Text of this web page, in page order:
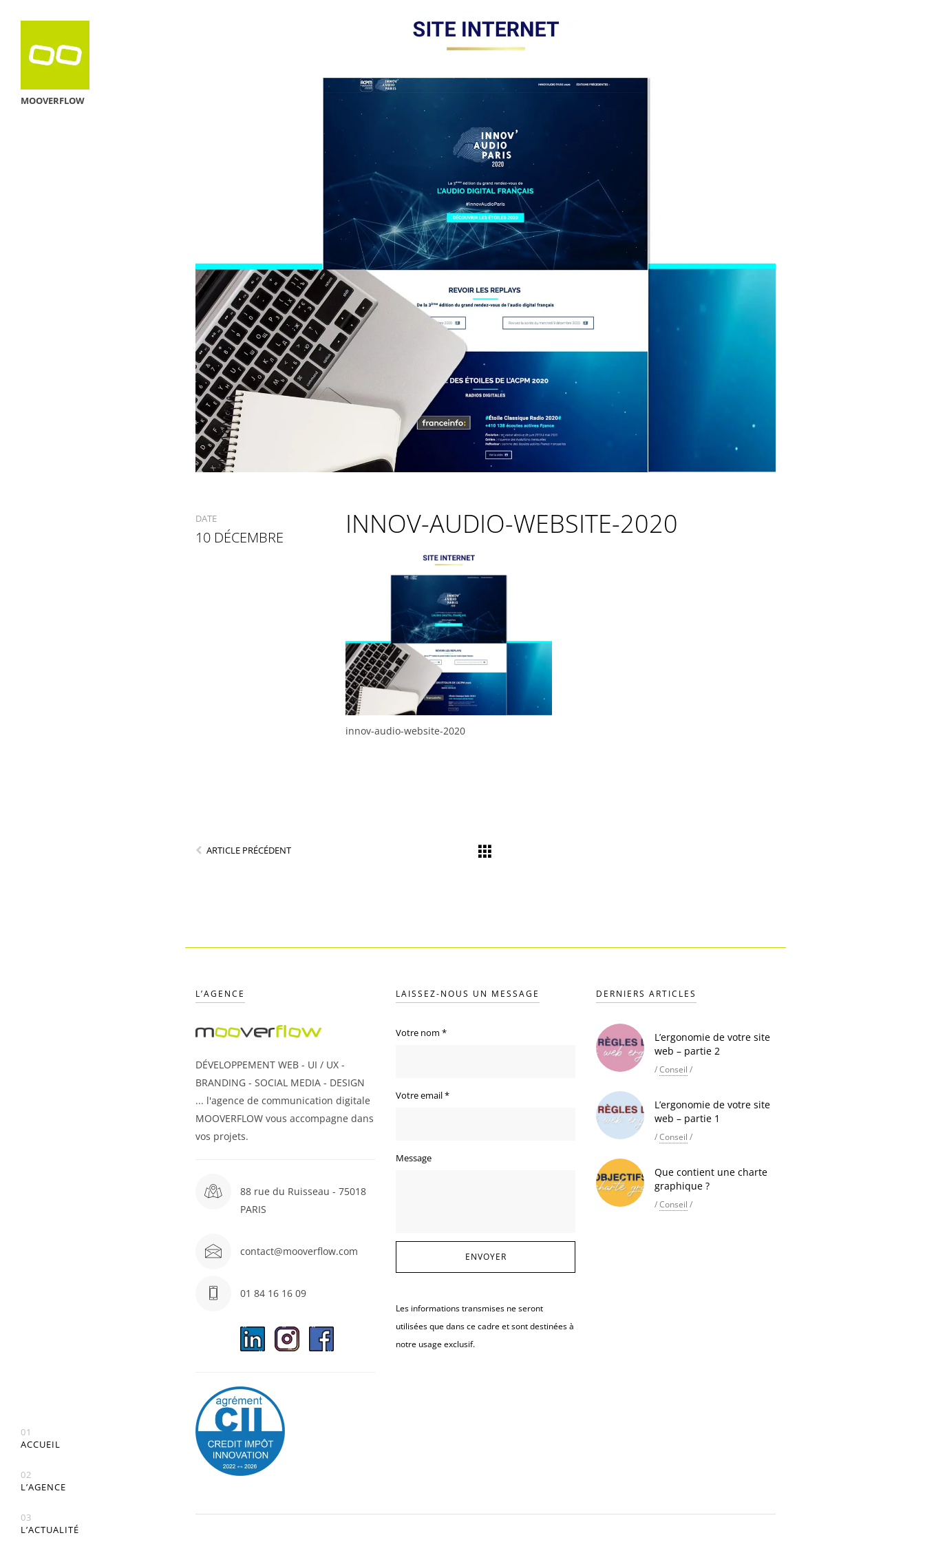
MOOVERFLOW
01
ACCUEIL
02
L’AGENCE
03
L’ACTUALITÉ
DATE
10 DÉCEMBRE INNOV-AUDIO-WEBSITE-2020
innov-audio-website-2020
ARTICLE PRÉCÉDENT
L’AGENCE
DÉVELOPPEMENT WEB - UI / UX -
BRANDING - SOCIAL MEDIA - DESIGN
... l'agence de communication digitale
MOOVERFLOW vous accompagne dans
vos projets.
88 rue du Ruisseau - 75018
PARIS
contact@mooverflow.com
01 84 16 16 09
LAISSEZ-NOUS UN MESSAGE
Votre nom *
Votre email*
Message
Les informations transmises ne seront
utilisées que dans ce cadre et sont destinées à
notre usage exclusif.
DERNIERS ARTICLES
L’ergonomie de votre site
web – partie 2
/Conseil /
L’ergonomie de votre site
web – partie 1
/Conseil /
Que contient une charte
graphique ?
/Conseil /